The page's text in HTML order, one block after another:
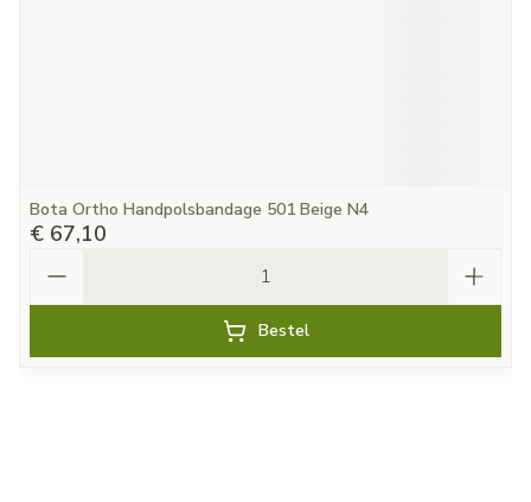
Bota Ortho Handpolsbandage 501 Beige N4
€ 67,10
Bestel